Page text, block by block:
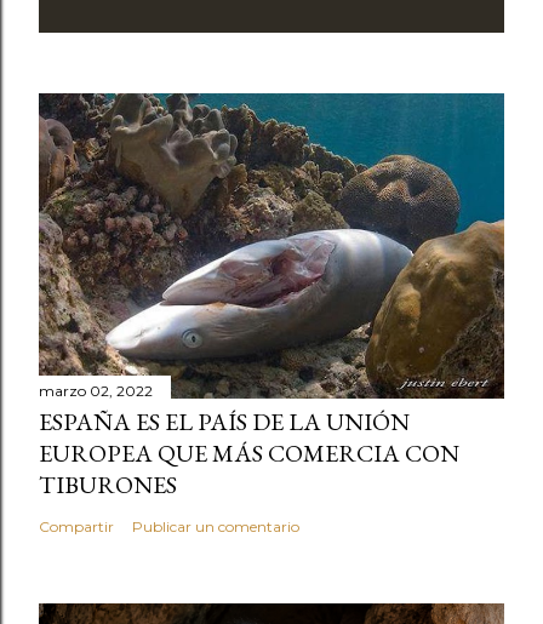
marzo 02, 2022
ESPAÑA ES EL PAÍS DE LA UNIÓN
EUROPEA QUE MÁS COMERCIA CON
TIBURONES
Compartir Publicar un comentario